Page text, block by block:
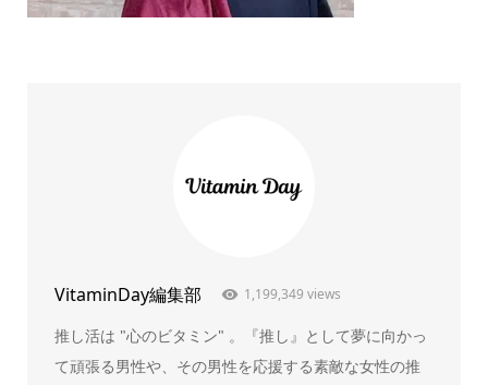
VitaminDay編集部 1,199,349 views
推し活は "心のビタミン" 。『推し』として夢に向かっ
て頑張る男性や、その男性を応援する素敵な女性の推